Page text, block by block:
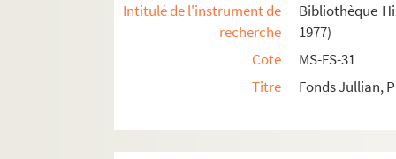
Intitulé de l'instrument de
recherche
Bibliothèque
1977)
Cote
MS-FS-31
Titre
Fonds Jullian,
Les Morot-Chandonneur
Gilberte retrouvée
4-MS-FS-31-304. Une blonde au Mexique
4-MS-FS-31-305. La Panama
4-MS-FS-31-307. La veuve du baronnet